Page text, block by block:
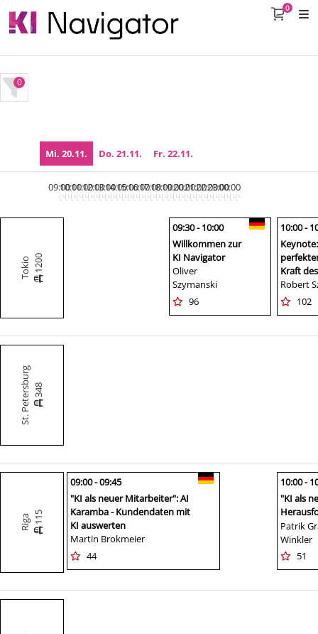
0
0
Mi. 20.11. Do. 21.11. Fr. 22.11.
09:0010:0011:0012:0013:0014:0015:0016:0017:0018:0019:0020:0021:0022:0023:0000:00
Tokio 1200
09:30 - 10:00
Willkommen zur
KI Navigator
Oliver
Szymanski
96
10:00 -
Kraft
Robert
102
St. Petersburg 348
Riga 115
09:00 - 09:45
"KI als neuer Mitarbeiter": AI
Karamba - Kundendaten mit
KI auswerten
Martin Brokmeier
44
10:00 -
"KI als
LLMs
Patrik
Winkler
51